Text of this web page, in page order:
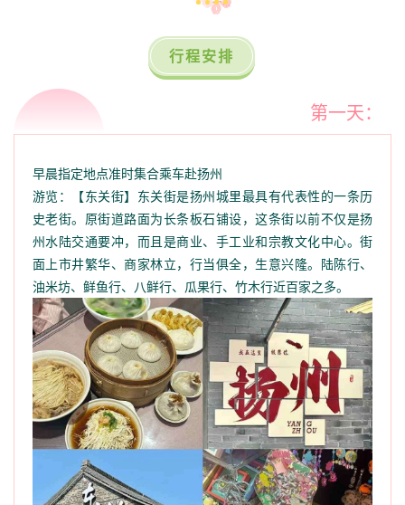
行程安排
第一天：
早晨指定地点准时集合乘车赴扬州
游览：【东关街】东关街是扬州城里最具有代表性的一条历
史老街。原街道路面为长条板石铺设，这条街以前不仅是扬
州水陆交通要冲，而且是商业、手工业和宗教文化中心。街
面上市井繁华、商家林立，行当俱全，生意兴隆。陆陈行、
油米坊、鲜鱼行、八鲜行、瓜果行、竹木行近百家之多。